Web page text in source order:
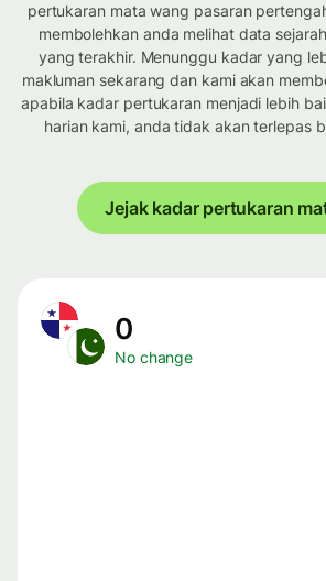
pertukaran mata wang pasaran
membolehkan anda melihat data
yang terakhir. Menunggu kadar yang
makluman sekarang dan kami akan
apabila kadar pertukaran menjadi lebih
harian kami, anda tidak akan terlepas
Jejak kadar pertukaran
0
No change